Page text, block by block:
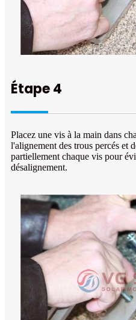
Étape 4
Placez une vis à la main dans
l'alignement des trous percés et
partiellement chaque vis pour
désalignement.